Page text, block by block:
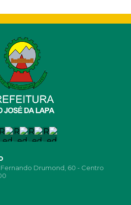
Fernando Drumond, 60 - Centro